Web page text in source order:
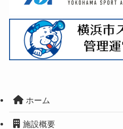
ホーム
施設概要